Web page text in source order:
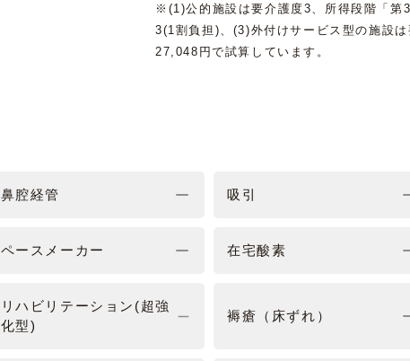
※(1)公的施設は要介護度3、所得段階「
3(1割負担)、(3)外付けサービス型の施設
27,048円で試算しています。
鼻腔経管 吸引
ペースメーカー 在宅酸素
リハビリテーション(超強
化型)
褥瘡（床ずれ）